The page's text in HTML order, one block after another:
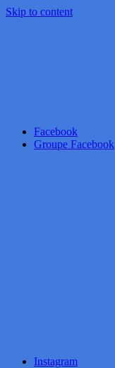
Skip to content
Facebook
Groupe Facebook
Instagram